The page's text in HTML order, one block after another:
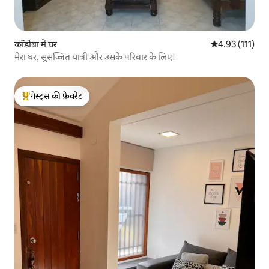
कॉर्डोबा में घर औसत रेटिंग 5 में से
4.93 (111)
मेरा घर, सुसज्जित यात्री और उसके परिवार के लिए।
गेस्ट्स का टॉप फ़ेवरेट
गेस्ट्स की फ़ेवरेट